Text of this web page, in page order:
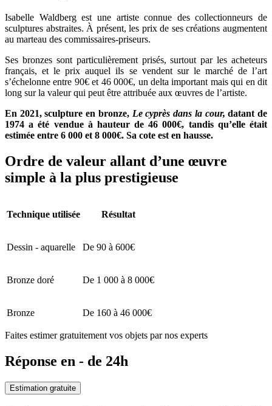
Isabelle Waldberg est une artiste connue des collectionneurs de
sculptures abstraites. À présent, les prix de ses créations augmentent
au marteau des commissaires-priseurs.
Ses bronzes sont particulièrement prisés, surtout par les acheteurs
français, et le prix auquel ils se vendent sur le marché de l’art
s’échelonne entre 90€ et 46 000€, un delta important mais qui en dit
long sur la valeur qui peut être attribuée aux œuvres de l’artiste.
En 2021, sculpture en bronze, Le cyprès dans la cour,datant de
1974 a été vendue à hauteur de 46 000€, tandis qu’elle était
estimée entre 6 000 et 8 000€. Sa cote est en hausse.
Ordre de valeur allant d’une œuvre
simple à la plus prestigieuse
Technique utilisée Résultat
Dessin - aquarelle De 90 à 600€
Bronze doré De 1 000 à 8 000€
Bronze De 160 à 46 000€
Faites estimer gratuitement vos objets par nos experts
Réponse en - de 24h
Estimation gratuite